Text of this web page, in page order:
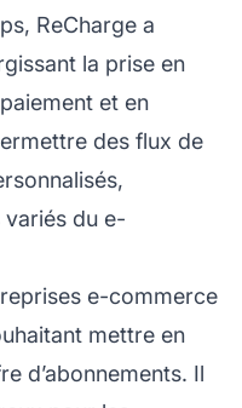
ReCharge a
la prise en
et en
des flux de
variés du e-
e-commerce
mettre en
d’abonnements. Il